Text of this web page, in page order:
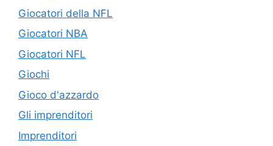
Giocatori della NFL
Giocatori NBA
Giocatori NFL
Giochi
Gioco d'azzardo
Gli imprenditori
Imprenditori